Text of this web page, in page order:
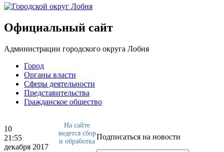
Официальный сайт
Администрации городского округа Лобня
Город
Органы власти
Сферы деятельности
Представительства
Гражданское общество
10
21:55
декабря 2017
Подписаться на новости
На сайте
ведется сбор
и обработка